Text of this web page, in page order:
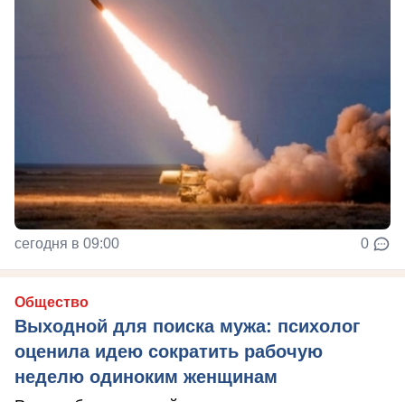
сегодня в 09:00 0
Общество
Выходной для поиска мужа: психолог
оценила идею сократить рабочую
неделю одиноким женщинам